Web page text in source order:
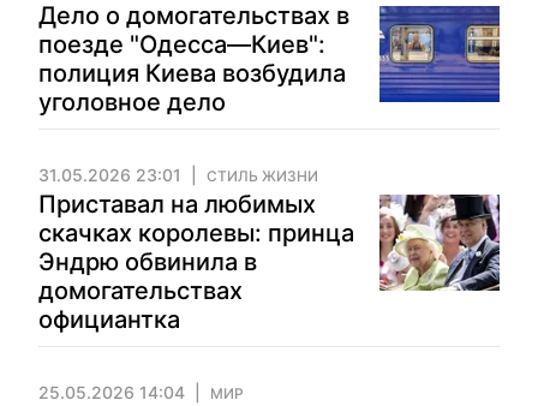
Дело о домогательствах в
поезде "Одесса—Киев":
полиция Киева возбудила
уголовное дело
31.05.2026 23:01 СТИЛЬ ЖИЗНИ
Приставал на любимых
скачках королевы: принца
Эндрю обвинила в
домогательствах
официантка
25.05.2026 14:04 МИР